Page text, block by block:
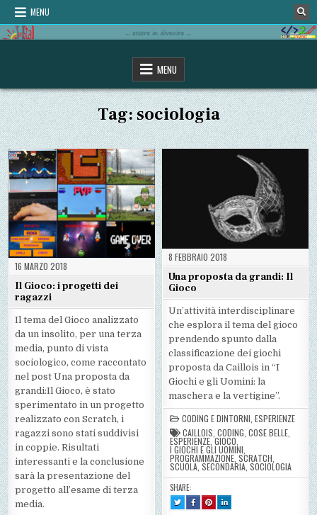
Skip
content
MENU
MENU
Tag:sociologia
16 MARZO 2018
Il Gioco: i progetti dei
ragazzi
Il tema del Gioco analizzato
da un insolito, per una terza
media, punto di vista
sociologico, come raccontato
nel post Una proposta da
grandi:Il Gioco, è stato
sperimentato in un progetto
realizzato con Scratch, i
ragazzi sono stati suddivisi
in coppie. Risultati
interessanti e la conclusione
sarà la presentazione del
progetto all’esame di terza
media.
8 FEBBRAIO 2018
Una proposta da grandi: Il
Gioco
Un’attività interdisciplinare
che esplora il tema del gioco
prendendo spunto dalla
classificazione dei giochi
proposta da Caillois in “I
Giochi e gli Uomini: la
maschera e la vertigine”.
CODING E DINTORNI,ESPERIENZE
CAILLOIS,CODING,COSE BELLE,
ESPERIENZE,GIOCO,
I GIOCHI E GLI UOMINI,
PROGRAMMAZIONE,SCRATCH,
SCUOLA,SECONDARIA,SOCIOLOGIA
SHARE:
TWEET
THIS!
SHARE
THIS
SHARE
THIS
SHARE
THIS